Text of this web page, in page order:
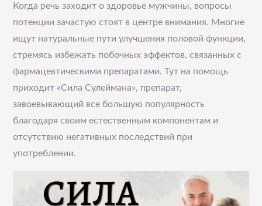
Когда речь заходит о здоровье мужчины, вопросы
потенции зачастую стоят в центре внимания. Многие
ищут натуральные пути улучшения половой функции,
стремясь избежать побочных эффектов, связанных с
фармацевтическими препаратами. Тут на помощь
приходит «Сила Сулеймана», препарат,
завоевывающий все большую популярность
благодаря своим естественным компонентам и
отсутствию негативных последствий при
употреблении.